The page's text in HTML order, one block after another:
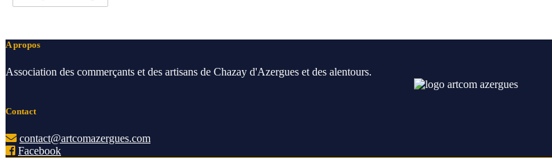
A propos
Association des commerçants et des artisans de Chazay d'Azergues et des alentours.
Contact
contact@artcomazergues.com
Facebook